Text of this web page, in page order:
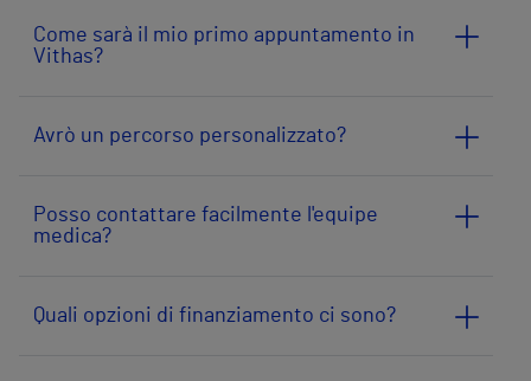
Come sarà il mio primo appuntamento in
Vithas?
Avrò un percorso personalizzato?
Posso contattare facilmente l'equipe
medica?
Quali opzioni di finanziamento ci sono?